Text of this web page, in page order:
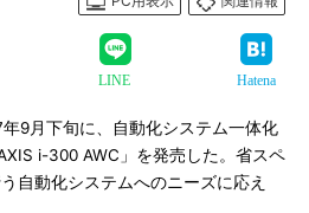
LINE Hatena
9月下旬に、自動化システム一体化
i-300 AWC」を発売した。省スペ
自動化システムへのニーズに応え